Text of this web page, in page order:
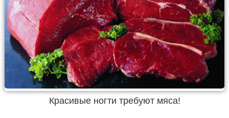
Красивые ногти требуют мяса!